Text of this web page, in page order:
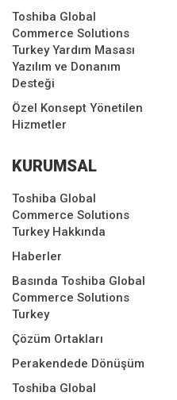
Toshiba Global
Commerce Solutions
Turkey Yardım Masası
Yazılım ve Donanım
Desteği
Özel Konsept Yönetilen
Hizmetler
KURUMSAL
Toshiba Global
Commerce Solutions
Turkey Hakkında
Haberler
Basında Toshiba Global
Commerce Solutions
Turkey
Çözüm Ortakları
Perakendede Dönüşüm
Toshiba Global